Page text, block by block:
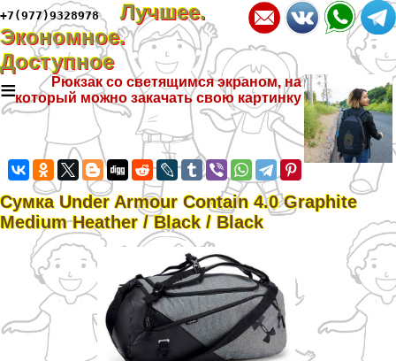
+7(977)9328978
Лучшее.
Экономное.
Доступное
≡
Рюкзак со светящимся экраном, на
который можно закачать свою картинку
Сумка Under Armour Contain 4.0 Graphite
Medium Heather / Black / Black